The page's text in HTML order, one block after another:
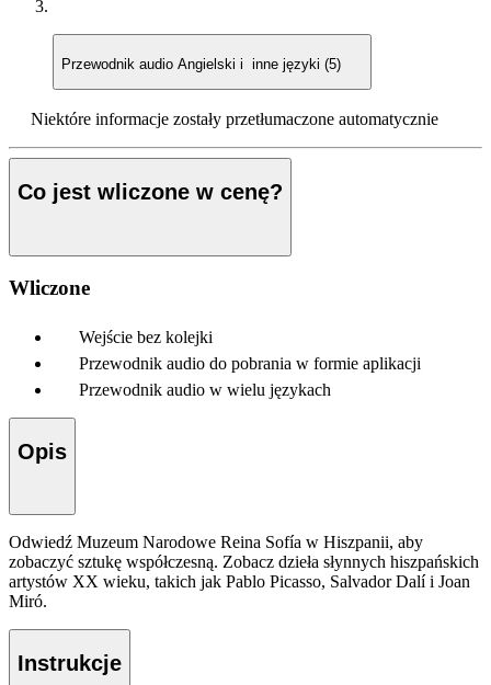
Przewodnik audio Angielski i inne języki (5)
Niektóre informacje zostały przetłumaczone automatycznie
Co jest wliczone w cenę?
Wliczone
Wejście bez kolejki
Przewodnik audio do pobrania w formie aplikacji
Przewodnik audio w wielu językach
Opis
Odwiedź Muzeum Narodowe Reina Sofía w Hiszpanii, aby
zobaczyć sztukę współczesną. Zobacz dzieła słynnych hiszpańskich
artystów XX wieku, takich jak Pablo Picasso, Salvador Dalí i Joan
Miró.
Instrukcje